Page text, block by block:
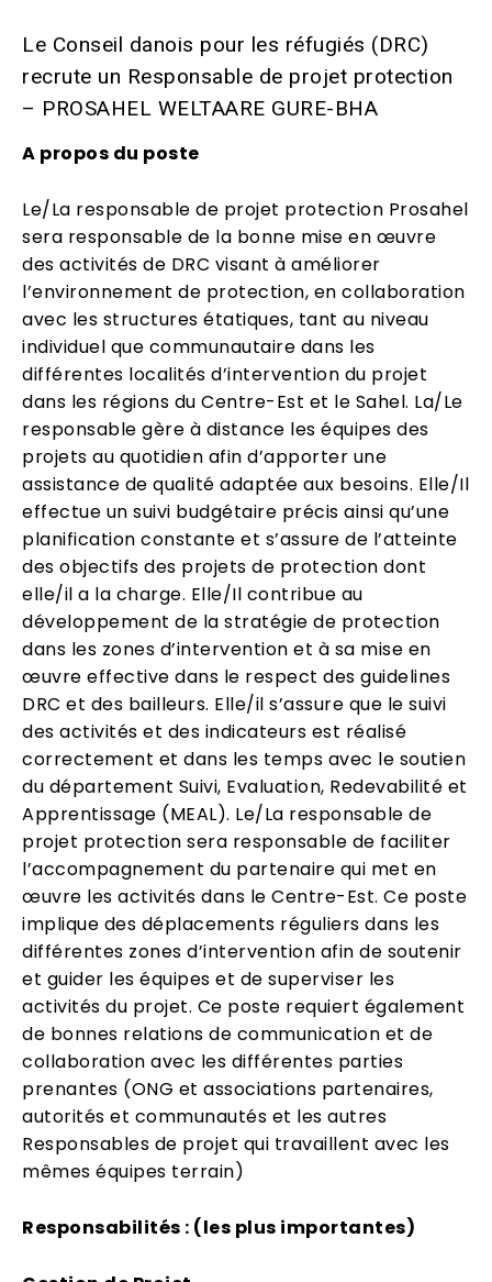
Le Conseil danois pour les réfugiés (DRC)
recrute un Responsable de projet protection
– PROSAHEL WELTAARE GURE-BHA
A propos du poste
Le/La responsable de projet protection Prosahel
sera responsable de la bonne mise en œuvre
des activités de DRC visant à améliorer
l’environnement de protection, en collaboration
avec les structures étatiques, tant au niveau
individuel que communautaire dans les
différentes localités d’intervention du projet
dans les régions du Centre-Est et le Sahel. La/Le
responsable gère à distance les équipes des
projets au quotidien afin d’apporter une
assistance de qualité adaptée aux besoins. Elle/Il
effectue un suivi budgétaire précis ainsi qu’une
planification constante et s’assure de l’atteinte
des objectifs des projets de protection dont
elle/il a la charge. Elle/Il contribue au
développement de la stratégie de protection
dans les zones d’intervention et à sa mise en
œuvre effective dans le respect des guidelines
DRC et des bailleurs. Elle/il s’assure que le suivi
des activités et des indicateurs est réalisé
correctement et dans les temps avec le soutien
du département Suivi, Evaluation, Redevabilité et
Apprentissage (MEAL). Le/La responsable de
projet protection sera responsable de faciliter
l’accompagnement du partenaire qui met en
œuvre les activités dans le Centre-Est. Ce poste
implique des déplacements réguliers dans les
différentes zones d’intervention afin de soutenir
et guider les équipes et de superviser les
activités du projet. Ce poste requiert également
de bonnes relations de communication et de
collaboration avec les différentes parties
prenantes (ONG et associations partenaires,
autorités et communautés et les autres
Responsables de projet qui travaillent avec les
mêmes équipes terrain)
Responsabilités : (les plus importantes)